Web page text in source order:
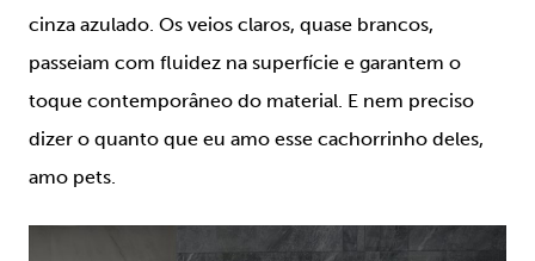
cinza azulado. Os veios claros, quase brancos,
passeiam com fluidez na superfície e garantem o
toque contemporâneo do material. E nem preciso
dizer o quanto que eu amo esse cachorrinho deles,
amo pets.